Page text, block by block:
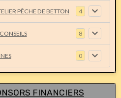
PÊCHE DE BETTON 4
8
0
FINANCIERS